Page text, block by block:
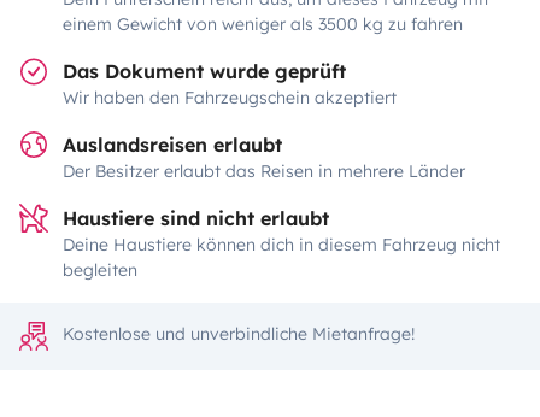
einem Gewicht von weniger als 3500 kg zu fahren
Das Dokument wurde geprüft
Wir haben den Fahrzeugschein akzeptiert
Auslandsreisen erlaubt
Der Besitzer erlaubt das Reisen in mehrere Länder
Haustiere sind nicht erlaubt
Deine Haustiere können dich in diesem Fahrzeug nicht
begleiten
Kostenlose und unverbindliche Mietanfrage!